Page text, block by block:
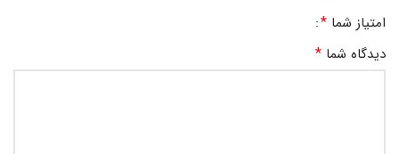
امتیاز شما *
دیدگاه شما *